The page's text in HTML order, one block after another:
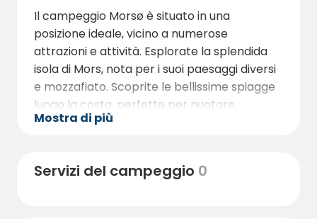
Il campeggio Morsø è situato in una
posizione ideale, vicino a numerose
attrazioni e attività. Esplorate la splendida
isola di Mors, nota per i suoi paesaggi diversi
e mozzafiato. Scoprite le bellissime spiagge
lungo la costa, perfette per nuotare,
prendere il sole e fare beachcombing.
vivaci e incontrare una varietà di animali.
Mostra di più
Servizi del campeggio 0